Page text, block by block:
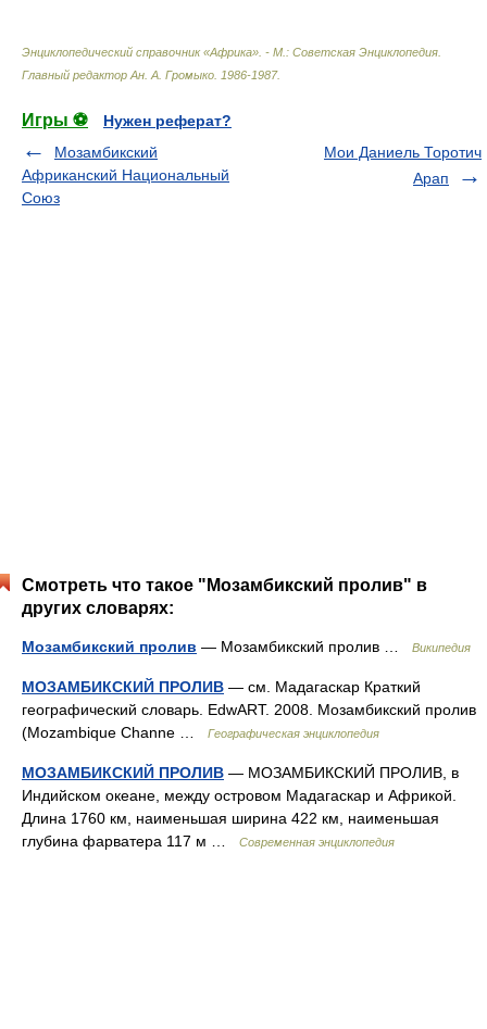
Энциклопедический справочник «Африка». - М.: Советская Энциклопедия
Главный редактор Ан. А. Громыко 1986-1987.
Игры ⚽
Нужен реферат?
Мозамбикский
Африканский Национальный
Союз
Мои Даниель Торотич
Арап
Смотреть что такое "Мозамбикский пролив" в
других словарях:
Мозамбикский пролив — Мозамбикский пролив … Википедия
МОЗАМБИКСКИЙ ПРОЛИВ — см. Мадагаскар Краткий
географический словарь. EdwART. 2008. Мозамбикский пролив
(Mozambique Channe …
Географическая энциклопедия
МОЗАМБИКСКИЙ ПРОЛИВ — МОЗАМБИКСКИЙ ПРОЛИВ, в
Индийском океане, между островом Мадагаскар и Африкой.
Длина 1760 км, наименьшая ширина 422 км, наименьшая
глубина фарватера 117 м …
Современная энциклопедия